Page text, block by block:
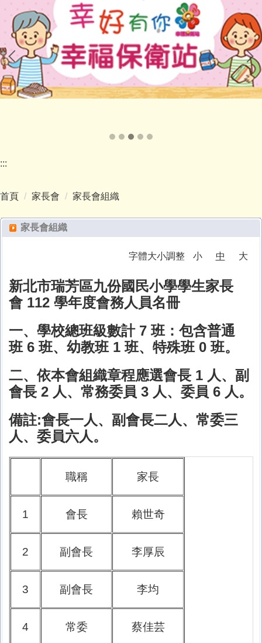
:::
首頁 家長會 家長會組織
家長會組織
字體大小調整 小 中 大
新北市瑞芳區九份國民小學學生家長
會 112 學年度會務人員名冊
一、學校總班級數計 7 班：包含普通
班 6 班、幼教班 1 班、特殊班 0 班。
二、依本會組織章程應選會長 1 人、副
會長 2 人、常務委員 3 人、委員 6 人。
備註:會長一人、副會長二人、常委三
人、委員六人。
職稱 家長
1 會長 賴世奇
2 副會長 李厚辰
3 副會長 李均
4 常委 蔡佳芸